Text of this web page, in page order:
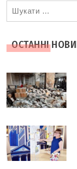
Ви
шукали
ОСТАННІ